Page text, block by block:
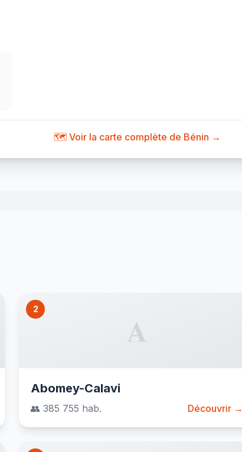
🗺️ Voir la carte complète de Bénin →
2
A
Abomey-Calavi
👥 385 755 hab. Découvrir →